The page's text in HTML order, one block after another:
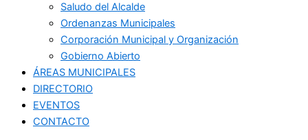
Saludo del Alcalde
Ordenanzas Municipales
Corporación Municipal y Organización
Gobierno Abierto
ÁREAS MUNICIPALES
DIRECTORIO
EVENTOS
CONTACTO